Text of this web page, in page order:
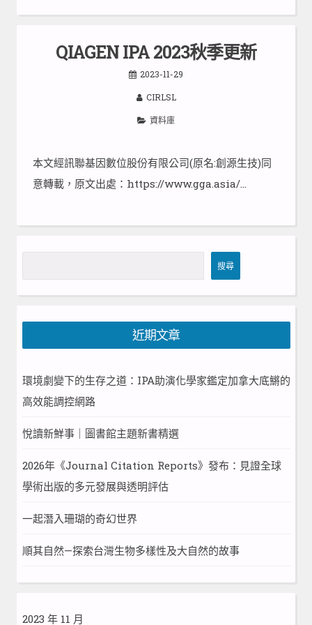
QIAGEN IPA 2023秋季更新
2023-11-29
CIRLSL
資料庫
本文經訊聯基因數位股份有限公司(原名:創源生技)同
意轉載，原文出處：https://www.gga.asia/…
尋
搜尋
近期文章
環境劇變下的生存之道：IPA助演化學家鑑定加拿大底鱂的
高效能調控網路
悅讀新鮮事｜圖書館主題新書精選
2026年《Journal Citation Reports》發布：見證全球
學術出版的多元發展與透明評估
一起潛入珊瑚的奇幻世界
順其自然—探索台灣生物多樣性及大自然的故事
2023 年 11 月